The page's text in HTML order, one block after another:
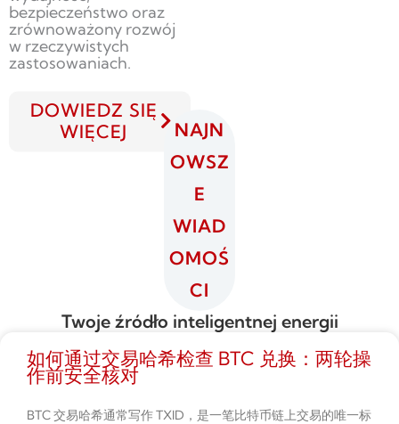
bezpieczeństwo oraz
zrównoważony rozwój
w rzeczywistych
zastosowaniach.
DOWIEDZ SIĘ
WIĘCEJ
NAJN
OWSZ
E
WIAD
OMOŚ
CI
Twoje źródło inteligentnej energii
如何通过交易哈希检查 BTC 兑换：两轮操
作前安全核对
BTC 交易哈希通常写作 TXID，是一笔比特币链上交易的唯一标